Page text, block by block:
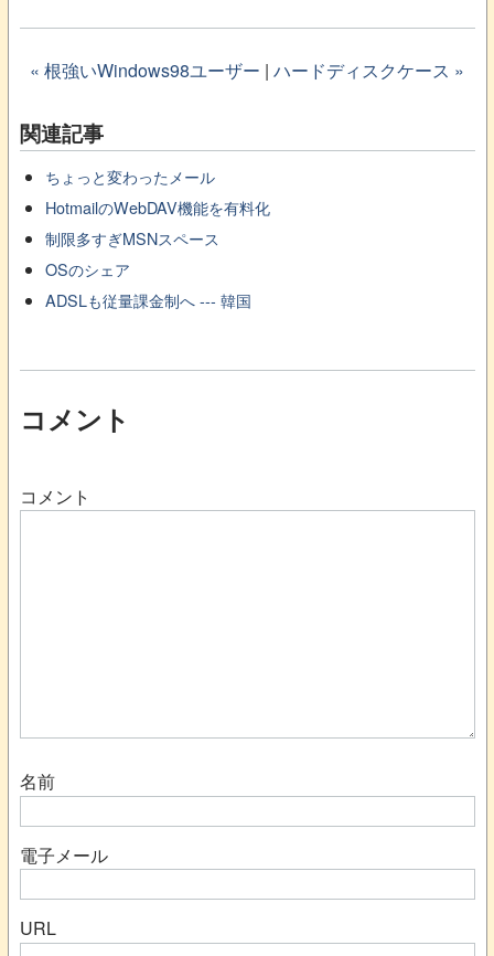
« 根強いWindows98ユーザー | ハードディスクケース »
関連記事
ちょっと変わったメール
HotmailのWebDAV機能を有料化
制限多すぎMSNスペース
OSのシェア
ADSLも従量課金制へ --- 韓国
コメント
コメント
名前
電子メール
URL